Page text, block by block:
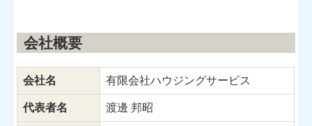
会社概要
会社名
有限会社ハウジングサービス
代表者名
渡邊 邦昭